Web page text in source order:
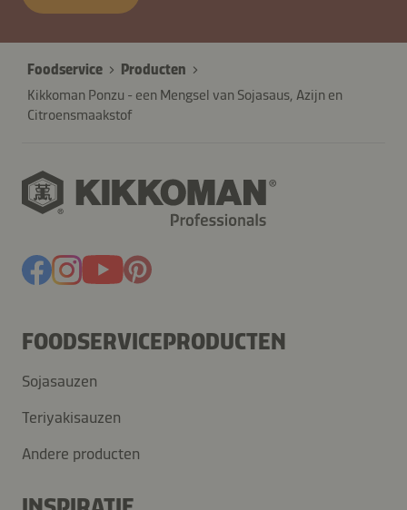
Foodservice
Producten
Kikkoman Ponzu - een Mengsel van Sojasaus, Azijn en
Citroensmaakstof
FOODSERVICEPRODUCTEN
Sojasauzen
Teriyakisauzen
Andere producten